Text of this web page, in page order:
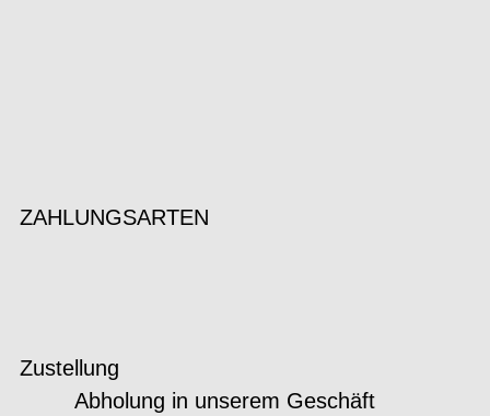
ZAHLUNGSARTEN
Zustellung
Abholung in unserem Geschäft